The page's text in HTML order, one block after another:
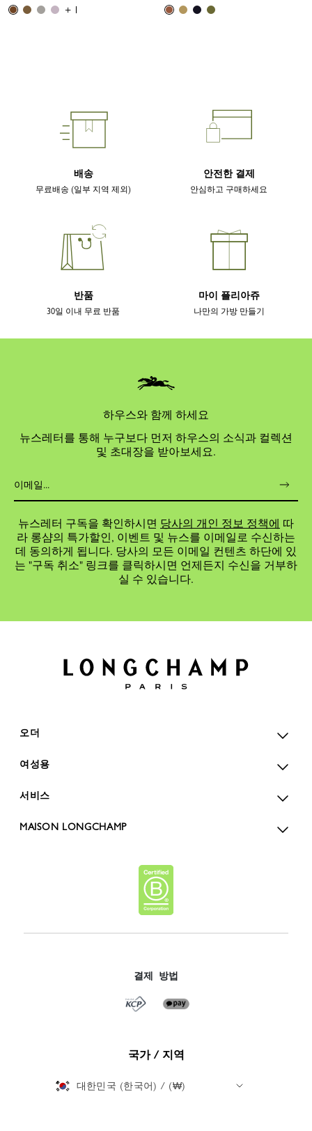
+ 1
배송
무료배송 (일부 지역 제외)
안전한 결제
안심하고 구매하세요
반품
30일 이내 무료 반품
마이 플리아쥬
나만의 가방 만들기
하우스와 함께 하세요
뉴스레터를 통해 누구보다 먼저 하우스의 소식과 컬렉션
및 초대장을 받아보세요.
뉴스레터 구독을 확인하시면 당사의 개인 정보 정책에 따
라 롱샴의 특가할인, 이벤트 및 뉴스를 이메일로 수신하는
데 동의하게 됩니다. 당사의 모든 이메일 컨텐츠 하단에 있
는 "구독 취소" 링크를 클릭하시면 언제든지 수신을 거부하
실 수 있습니다.
오더
여성용
서비스
MAISON LONGCHAMP
결제 방법
국가 / 지역
대한민국 (한국어) / (₩)